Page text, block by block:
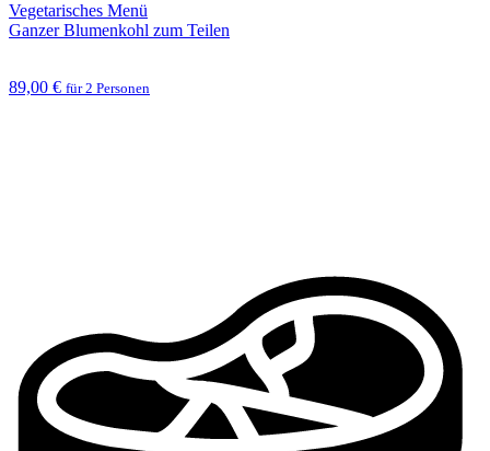
Vegetarisches Menü
Ganzer Blumenkohl zum Teilen
89,00 € für 2 Personen